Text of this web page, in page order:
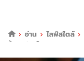
อ่าน
ไลฟ์สไตล์
อั้น 1 วันเต็ม